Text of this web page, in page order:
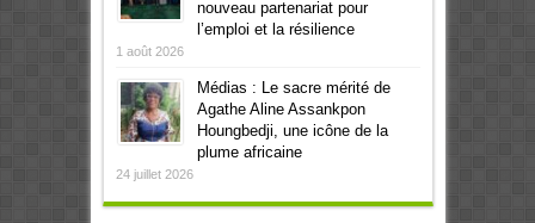
nouveau partenariat pour
l’emploi et la résilience
1 août 2026
Médias : Le sacre mérité de
Agathe Aline Assankpon
Houngbedji, une icône de la
plume africaine
24 juillet 2026